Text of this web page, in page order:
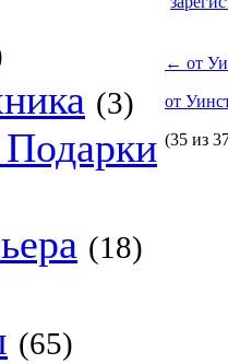
(3)
(18)
(65)
← от
от
(35 из